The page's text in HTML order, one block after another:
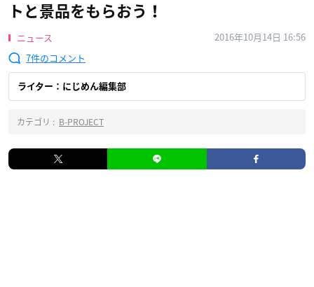
トと景品をもらおう！
ニュース
2016年10月14日 16:56
7
ライター：にじめん編集部
カテゴリ : B-PROJECT